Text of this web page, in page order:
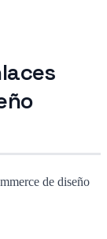
de diseño